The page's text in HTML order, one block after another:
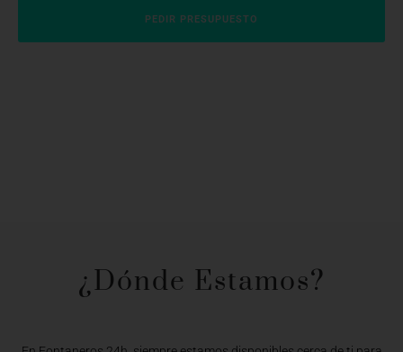
PEDIR PRESUPUESTO
¿Dónde Estamos?​